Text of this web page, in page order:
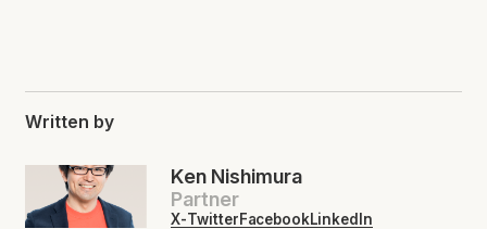
Written by
Ken Nishimura
Partner
X-TwitterFacebookLinkedIn